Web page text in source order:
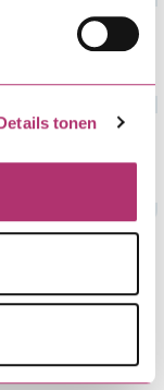
tonen
120
van
vast tijdens
fiscaal
en